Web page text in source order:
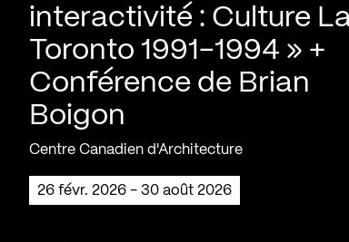
interactivité : Culture
Toronto 1991-1994 » +
Conférence de Brian
Boigon
Centre Canadien d'Architecture
26 févr. 2026 - 30 août 2026